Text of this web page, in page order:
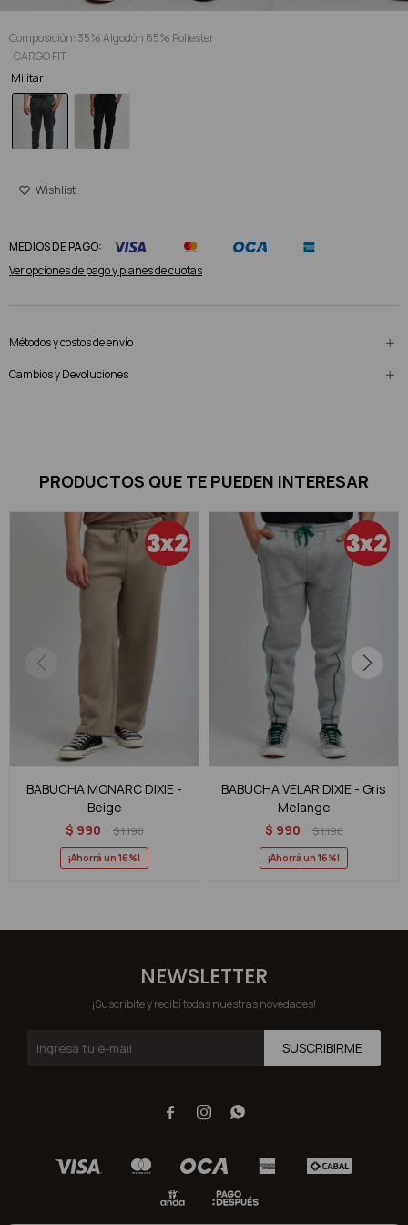
Composición: 35% Algodón 65% Poliester
-CARGO FIT
Militar
MEDIOS DE PAGO:
Ver opciones de pago y planes de cuotas
Métodos y costos de envío
Cambios y Devoluciones
PRODUCTOS QUE TE PUEDEN INTERESAR
BABUCHA MONARC DIXIE -
Beige
$ 990 $1.190
16
BABUCHA VELAR DIXIE - Gris
Melange
$ 990 $1.190
16
NEWSLETTER
¡Suscribite y recibí todas nuestras novedades!
SUSCRIBIRME
  